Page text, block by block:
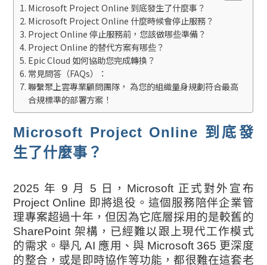
Microsoft Project Online 到底發生了什麼事？
Microsoft Project Online 什麼時候會停止服務？
Project Online 停止服務前，您該做哪些準備？
Project Online 的替代方案有哪些？
Epic Cloud 如何協助您完成轉換？
常見問答（FAQs）：
聯繫聚上雲專業顧問團隊， 為您的組織量身規劃符合最高
合規標準的部署方案！
Microsoft Project Online 到底發
生了什麼事？
2025 年 9 月 5 日，Microsoft 正式對外宣布
Project Online 即將退役。這個服務陪伴企業管
理專案超過十年，但因為它底層採用的是較舊的
SharePoint 架構，已經難以跟上現代工作模式
的需求。舉凡 AI 應用、與 Microsoft 365 更深度
的整合，或是即時協作等功能，都很難在這套老